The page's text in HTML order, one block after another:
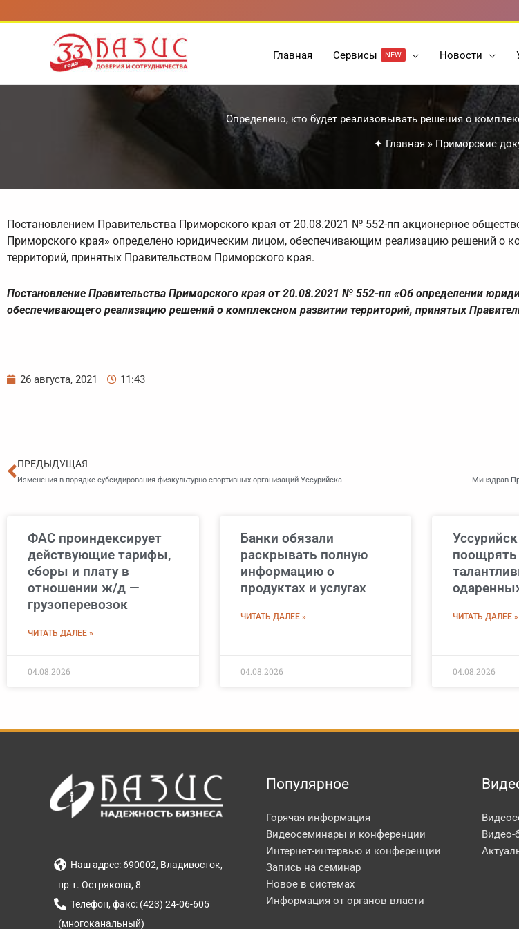
к
содержимому
Главная Cервисы NEW Новости
Определено, кто будет реализовывать решения о
✦ Главная » Приморские
Постановлением Правительства Приморского края от 20.08.2021 № 552-пп акционерное
Приморского края» определено юридическим лицом, обеспечивающим реализацию решений о
территорий, принятых Правительством Приморского края.
Постановление Правительства Приморского края от 20.08.2021 № 552-пп «Об определении
обеспечивающего реализацию решений о комплексном развитии территорий, принятых
26 августа, 2021 11:43
Пред
ПРЕДЫДУЩАЯ
Изменения в порядке субсидирования физкультурно-спортивных организаций Уссурийска Минздрав
ФАС проиндексирует
действующие тарифы,
сборы и плату в
отношении ж/д —
грузоперевозок
ЧИТАТЬ ДАЛЕЕ »
04.08.2026
Банки обязали
раскрывать полную
информацию о
продуктах и услугах
ЧИТАТЬ ДАЛЕЕ »
04.08.2026
поощрять
ЧИТАТЬ ДАЛЕЕ »
04.08.2026
Наш адрес: 690002, Владивосток,
пр-т. Острякова, 8
Телефон, факс: (423) 24-06-605
(многоканальный)
Популярное
Горячая информация
Видеосеминары и конференции
Интернет-интервью и конференции
Запись на семинар
Новое в системах
Информация от органов власти
Видео-